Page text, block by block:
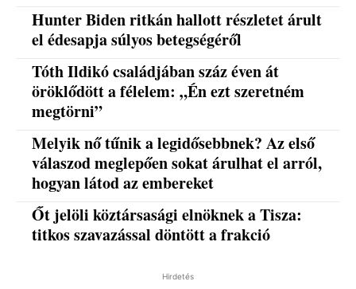
Hunter Biden ritkán hallott részletet árult
el édesapja súlyos betegségéről
Tóth Ildikó családjában száz éven át
öröklődött a félelem: „Én ezt szeretném
megtörni”
Melyik nő tűnik a legidősebbnek? Az első
válaszod meglepően sokat árulhat el arról,
hogyan látod az embereket
Őt jelöli köztársasági elnöknek a Tisza:
titkos szavazással döntött a frakció
Hirdetés